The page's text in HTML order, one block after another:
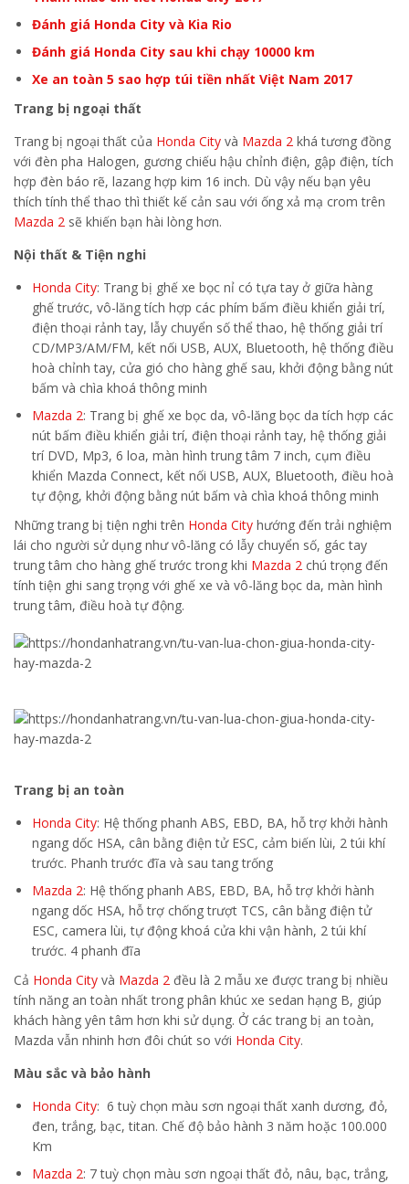
Đánh giá Honda City và Kia Rio
Đánh giá Honda City sau khi chạy 10000 km
Xe an toàn 5 sao hợp túi tiền nhất Việt Nam 2017
Trang bị ngoại thất
Trang bị ngoại thất của Honda City và Mazda 2 khá tương đồng
với đèn pha Halogen, gương chiếu hậu chỉnh điện, gập điện, tích
hợp đèn báo rẽ, lazang hợp kim 16 inch. Dù vậy nếu bạn yêu
thích tính thể thao thì thiết kế cản sau với ống xả mạ crom trên
Mazda 2 sẽ khiến bạn hài lòng hơn.
Nội thất & Tiện nghi
Honda City: Trang bị ghế xe bọc nỉ có tựa tay ở giữa hàng
ghế trước, vô-lăng tích hợp các phím bấm điều khiển giải trí,
điện thoại rảnh tay, lẫy chuyển số thể thao, hệ thống giải trí
CD/MP3/AM/FM, kết nối USB, AUX, Bluetooth, hệ thống điều
hoà chỉnh tay, cửa gió cho hàng ghế sau, khởi động bằng nút
bấm và chìa khoá thông minh
Mazda 2: Trang bị ghế xe bọc da, vô-lăng bọc da tích hợp các
nút bấm điều khiển giải trí, điện thoại rảnh tay, hệ thống giải
trí DVD, Mp3, 6 loa, màn hình trung tâm 7 inch, cụm điều
khiển Mazda Connect, kết nối USB, AUX, Bluetooth, điều hoà
tự động, khởi động bằng nút bấm và chìa khoá thông minh
Những trang bị tiện nghi trên Honda City hướng đến trải nghiệm
lái cho người sử dụng như vô-lăng có lẫy chuyển số, gác tay
trung tâm cho hàng ghế trước trong khi Mazda 2 chú trọng đến
tính tiện ghi sang trọng với ghế xe và vô-lăng bọc da, màn hình
trung tâm, điều hoà tự động.
Trang bị an toàn
Honda City: Hệ thống phanh ABS, EBD, BA, hỗ trợ khởi hành
ngang dốc HSA, cân bằng điện tử ESC, cảm biến lùi, 2 túi khí
trước. Phanh trước đĩa và sau tang trống
Mazda 2: Hệ thống phanh ABS, EBD, BA, hỗ trợ khởi hành
ngang dốc HSA, hỗ trợ chống trượt TCS, cân bằng điện tử
ESC, camera lùi, tự động khoá cửa khi vận hành, 2 túi khí
trước. 4 phanh đĩa
Cả Honda City và Mazda 2 đều là 2 mẫu xe được trang bị nhiều
tính năng an toàn nhất trong phân khúc xe sedan hạng B, giúp
khách hàng yên tâm hơn khi sử dụng. Ở các trang bị an toàn,
Mazda vẫn nhinh hơn đôi chút so với Honda City.
Màu sắc và bảo hành
Honda City: 6 tuỳ chọn màu sơn ngoại thất xanh dương, đỏ,
đen, trắng, bạc, titan. Chế độ bảo hành 3 năm hoặc 100.000
Km
Mazda 2: 7 tuỳ chọn màu sơn ngoại thất đỏ, nâu, bạc, trắng,